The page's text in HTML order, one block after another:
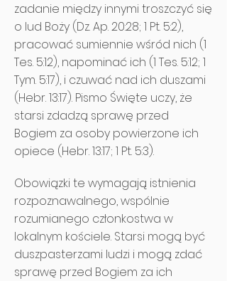
zadanie między innymi troszczyć się
o lud Boży (Dz. Ap. 20:28; 1 Pt. 5:2),
pracować sumiennie wśród nich (1
Tes. 5:12), napominać ich (1 Tes. 5:12; 1
Tym. 5:17), i czuwać nad ich duszami
(Hebr. 13:17). Pismo Święte uczy, że
starsi zdadzą sprawę przed
Bogiem za osoby powierzone ich
opiece (Hebr. 13:17; 1 Pt. 5:3).
Obowiązki te wymagają istnienia
rozpoznawalnego, wspólnie
rozumianego członkostwa w
lokalnym kościele. Starsi mogą być
duszpasterzami ludzi i mogą zdać
sprawę przed Bogiem za ich